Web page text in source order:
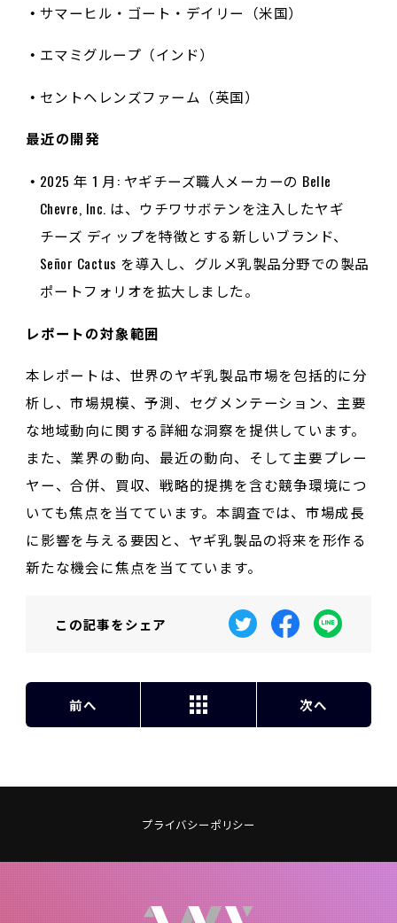
サマーヒル・ゴート・デイリー（米国）
エマミグループ（インド）
セントヘレンズファーム（英国）
最近の開発
2025 年 1 月: ヤギチーズ職人メーカーの Belle
Chevre, Inc. は、ウチワサボテンを注入したヤギ
チーズ ディップを特徴とする新しいブランド、
Señor Cactus を導入し、グルメ乳製品分野での製品
ポートフォリオを拡大しました。
レポートの対象範囲
本レポートは、世界のヤギ乳製品市場を包括的に分
析し、市場規模、予測、セグメンテーション、主要
な地域動向に関する詳細な洞察を提供しています。
また、業界の動向、最近の動向、そして主要プレー
ヤー、合併、買収、戦略的提携を含む競争環境につ
いても焦点を当てています。本調査では、市場成長
に影響を与える要因と、ヤギ乳製品の将来を形作る
新たな機会に焦点を当てています。
この記事をシェア
前へ 次へ
プライバシーポリシー